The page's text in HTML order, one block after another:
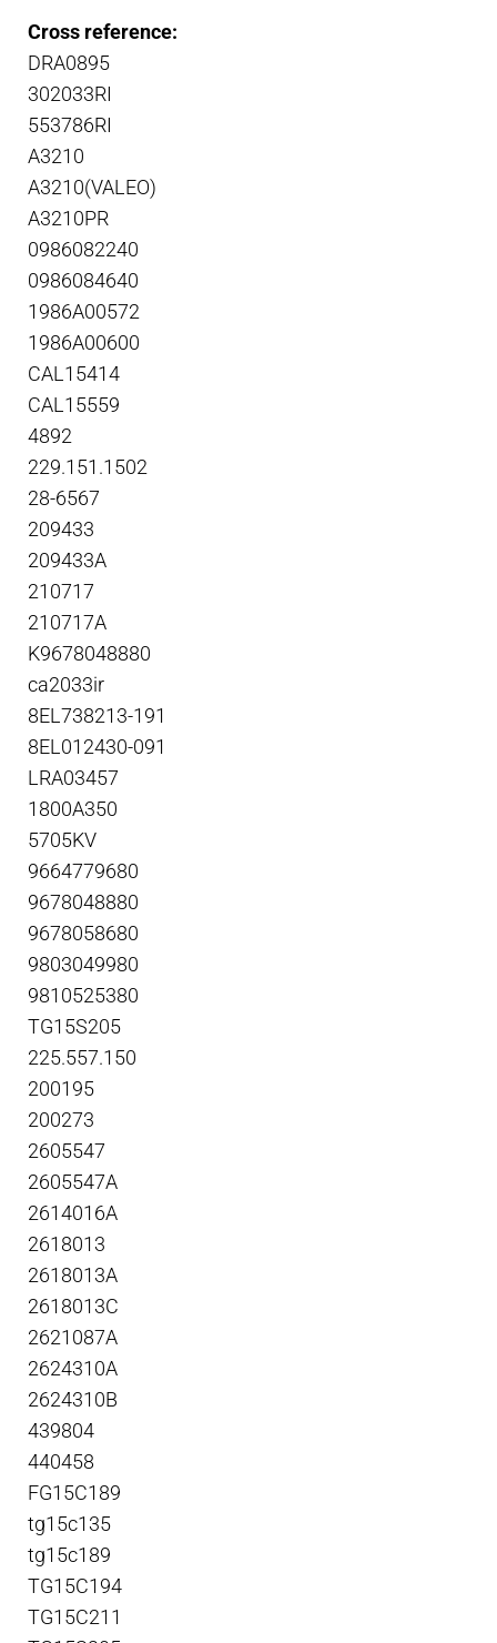
Cross reference:
DRA0895
302033RI
553786RI
A3210
A3210(VALEO)
A3210PR
0986082240
0986084640
1986A00572
1986A00600
CAL15414
CAL15559
4892
229.151.1502
28-6567
209433
209433A
210717
210717A
K9678048880
ca2033ir
8EL738213-191
8EL012430-091
LRA03457
1800A350
5705KV
9664779680
9678048880
9678058680
9803049980
9810525380
TG15S205
225.557.150
200195
200273
2605547
2605547A
2614016A
2618013
2618013A
2618013C
2621087A
2624310A
2624310B
439804
440458
FG15C189
tg15c135
tg15c189
TG15C194
TG15C211